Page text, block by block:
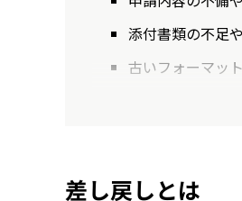
添付書類の不足
古いフォーマッ
差し戻しとは